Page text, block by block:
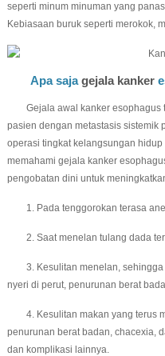
seperti minum minuman yang
Kebiasaan buruk seperti merokok,
Apa sajagejala kanker
Gejala awal kanker esophagus
pasien dengan metastasis sistemik
operasi tingkat kelangsungan
memahami gejala kanker
pengobatan dini untuk
1. Pada tenggorokan terasa
2. Saat menelan tulang dada
3. Kesulitan menelan, sehingga
nyeri di perut, penurunan berat
4. Kesulitan makan yang terus
penurunan berat badan, chacexia,
dan komplikasi lainnya.